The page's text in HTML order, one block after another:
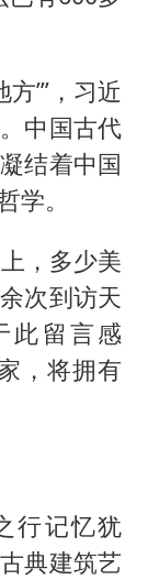
’”，习近
中国古代
结着中国
学。
，多少美
次到访天
此留言感
，将拥有
行记忆犹
典建筑艺